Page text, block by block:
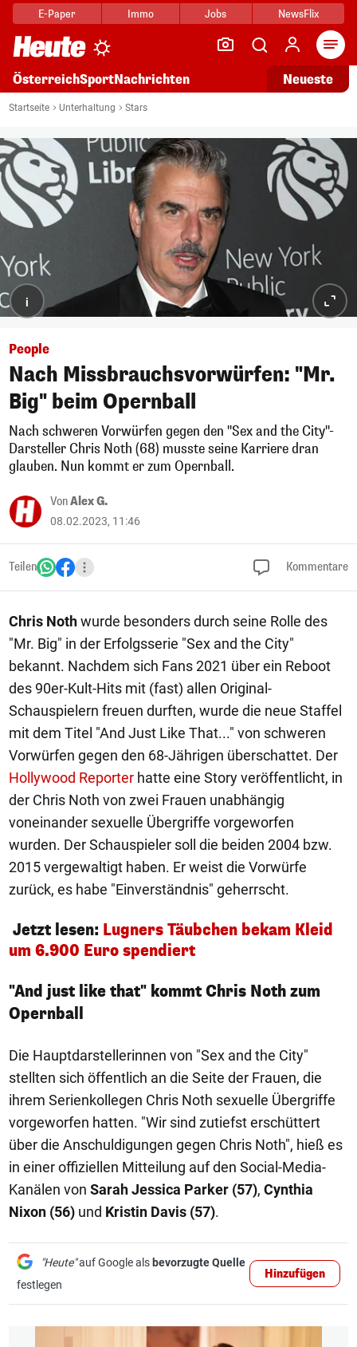
E-Paper Immo Jobs NewsFlix
ÖsterreichSportNachrichten Neueste
Startseite Unterhaltung Stars
i
People
Nach Missbrauchsvorwürfen: "Mr.
Big" beim Opernball
Nach schweren Vorwürfen gegen den "Sex and the City"-
Darsteller Chris Noth (68) musste seine Karriere dran
glauben. Nun kommt er zum Opernball.
VonAlex G.
08.02.2023, 11:46
Teilen Kommentare
Chris Nothwurde besonders durch seine Rolle des
"Mr. Big" in der Erfolgsserie "Sex and the City"
bekannt. Nachdem sich Fans 2021 über ein Reboot
des 90er-Kult-Hits mit (fast) allen Original-
Schauspielern freuen durften, wurde die neue Staffel
mit dem Titel "And Just Like That..." von schweren
Vorwürfen gegen den 68-Jährigen überschattet. Der
Hollywood Reporter hatte eine Story veröffentlicht, in
der Chris Noth von zwei Frauen unabhängig
voneinander sexuelle Übergriffe vorgeworfen
wurden. Der Schauspieler soll die beiden 2004 bzw.
2015 vergewaltigt haben. Er weist die Vorwürfe
zurück, es habe "Einverständnis" geherrscht.
Jetzt lesen: Lugners Täubchen bekam Kleid
um 6.900 Euro spendiert
"And just like that" kommt Chris Noth zum
Opernball
Die Hauptdarstellerinnen von "Sex and the City"
stellten sich öffentlich an die Seite der Frauen, die
ihrem Serienkollegen Chris Noth sexuelle Übergriffe
vorgeworfen hatten. "Wir sind zutiefst erschüttert
über die Anschuldigungen gegen Chris Noth", hieß es
in einer offiziellen Mitteilung auf den Social-Media-
Kanälen von Sarah Jessica Parker (57), Cynthia
Nixon (56) und Kristin Davis (57).
"Heute"auf Google als bevorzugte Quelle
festlegen
Hinzufügen
1/17